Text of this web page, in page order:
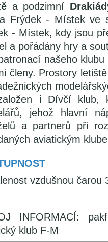
a podzimní
Frýdek - Místek ve
- Místek, kdy jsou
a pořádány hry a
našeho
členy. Prostory
i Dívčí klub,
jehož hlavní
a partnerů při
aviatickým
vzdušnou
INFORMACÍ:
klub F-M